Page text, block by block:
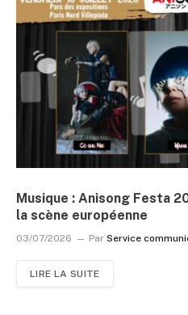
Musique : Anisong Festa
la scène européenne
03/07/2026 Par Service
LIRE LA SUITE